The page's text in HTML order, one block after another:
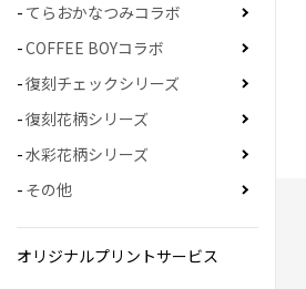
てらおかなつみコラボ
COFFEE BOYコラボ
復刻チェックシリーズ
復刻花柄シリーズ
水彩花柄シリーズ
その他
オリジナルプリントサービス